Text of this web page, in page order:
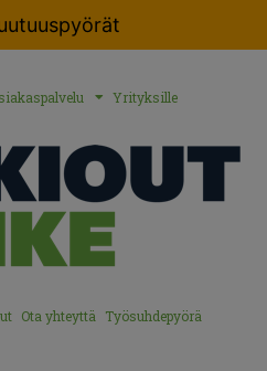
Yrityksille
Ota yhteyttä Työsuhdepyörä